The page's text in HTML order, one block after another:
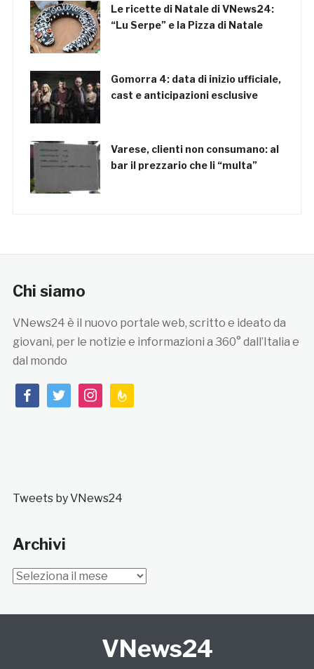
Le ricette di Natale di VNews24:
“Lu Serpe” e la Pizza di Natale
Gomorra 4: data di inizio ufficiale,
cast e anticipazioni esclusive
Varese, clienti non consumano: al
bar il prezzario che li “multa”
Chi siamo
VNews24 è il nuovo portale web, scritto e ideato da
giovani, per le notizie e informazioni a 360° dall’Italia e
dal mondo
facebooktwitterinstagramfeedburner
Tweets by VNews24
Archivi
Archivi
VNews24